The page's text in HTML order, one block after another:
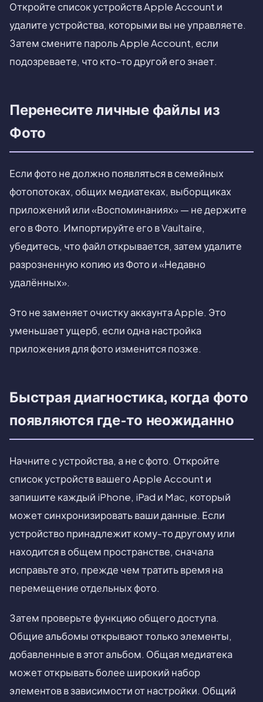
Откройте список устройств Apple Account и
удалите устройства, которыми вы не управляете.
Затем смените пароль Apple Account, если
подозреваете, что кто-то другой его знает.
Перенесите личные файлы из
Фото
Если фото не должно появляться в семейных
фотопотоках, общих медиатеках, выборщиках
приложений или «Воспоминаниях» — не держите
его в Фото. Импортируйте его в Vaultaire,
убедитесь, что файл открывается, затем удалите
разрозненную копию из Фото и «Недавно
удалённых».
Это не заменяет очистку аккаунта Apple. Это
уменьшает ущерб, если одна настройка
приложения для фото изменится позже.
Быстрая диагностика, когда фото
появляются где-то неожиданно
Начните с устройства, а не с фото. Откройте
список устройств вашего Apple Account и
запишите каждый iPhone, iPad и Mac, который
может синхронизировать ваши данные. Если
устройство принадлежит кому-то другому или
находится в общем пространстве, сначала
исправьте это, прежде чем тратить время на
перемещение отдельных фото.
Затем проверьте функцию общего доступа.
Общие альбомы открывают только элементы,
добавленные в этот альбом. Общая медиатека
может открывать более широкий набор
элементов в зависимости от настройки. Общий